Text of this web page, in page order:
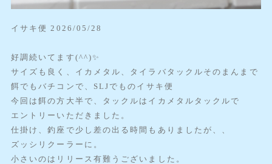
イサキ便 2026/05/28
好調続いてます(^^)✨️
サイズも良く、イカメタル、タイラバタックルそのまんまで
餌でもバチコンで、SLJでものイサキ便
今回は餌の方大半で、タックルはイカメタルタックルで
エントリーいただきました。
仕掛け、釣座で少し差の出る時間もありましたが、、
ズッシリクーラーに。
小さいのはリリース有難うございました。